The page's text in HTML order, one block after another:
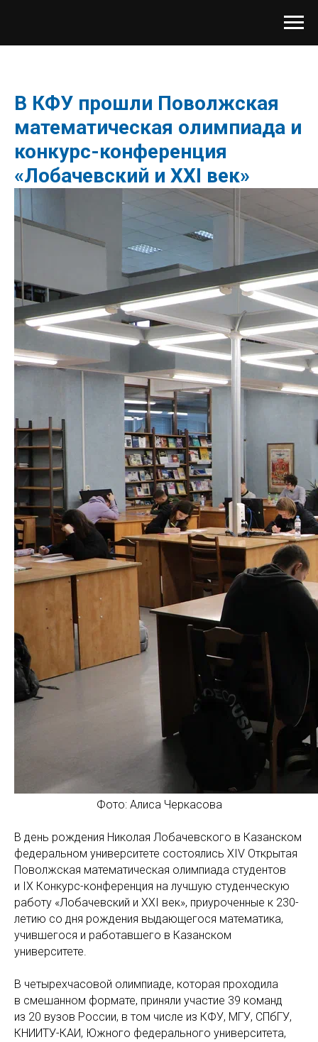
В КФУ прошли Поволжская
математическая олимпиада и
конкурс-конференция
«Лобачевский и XXI век»
Фото: Алиса Черкасова
В день рождения Николая Лобачевского в Казанском
федеральном университете состоялись XIV Открытая
Поволжская математическая олимпиада студентов
и IX Конкурс-конференция на лучшую студенческую
работу «Лобачевский и XXI век», приуроченные к 230-
летию со дня рождения выдающегося математика,
учившегося и работавшего в Казанском
университете.
В четырехчасовой олимпиаде, которая проходила
в смешанном формате, приняли участие 39 команд
из 20 вузов России, в том числе из КФУ, МГУ, СПбГУ,
КНИИТУ-КАИ, Южного федерального университета,